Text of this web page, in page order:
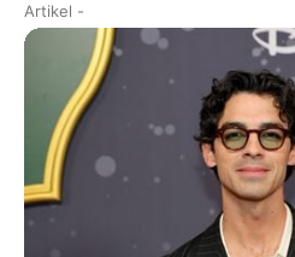
Artikel -